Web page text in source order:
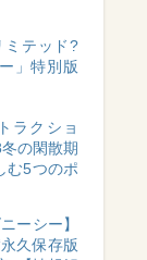
ミテッド?
」特別版
ラクショ
の閑散期
む5つのポ
ーシー】
久保存版